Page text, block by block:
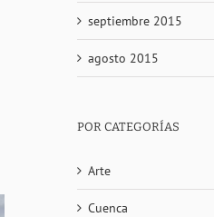
septiembre 2015
agosto 2015
POR CATEGORÍAS
Arte
Cuenca